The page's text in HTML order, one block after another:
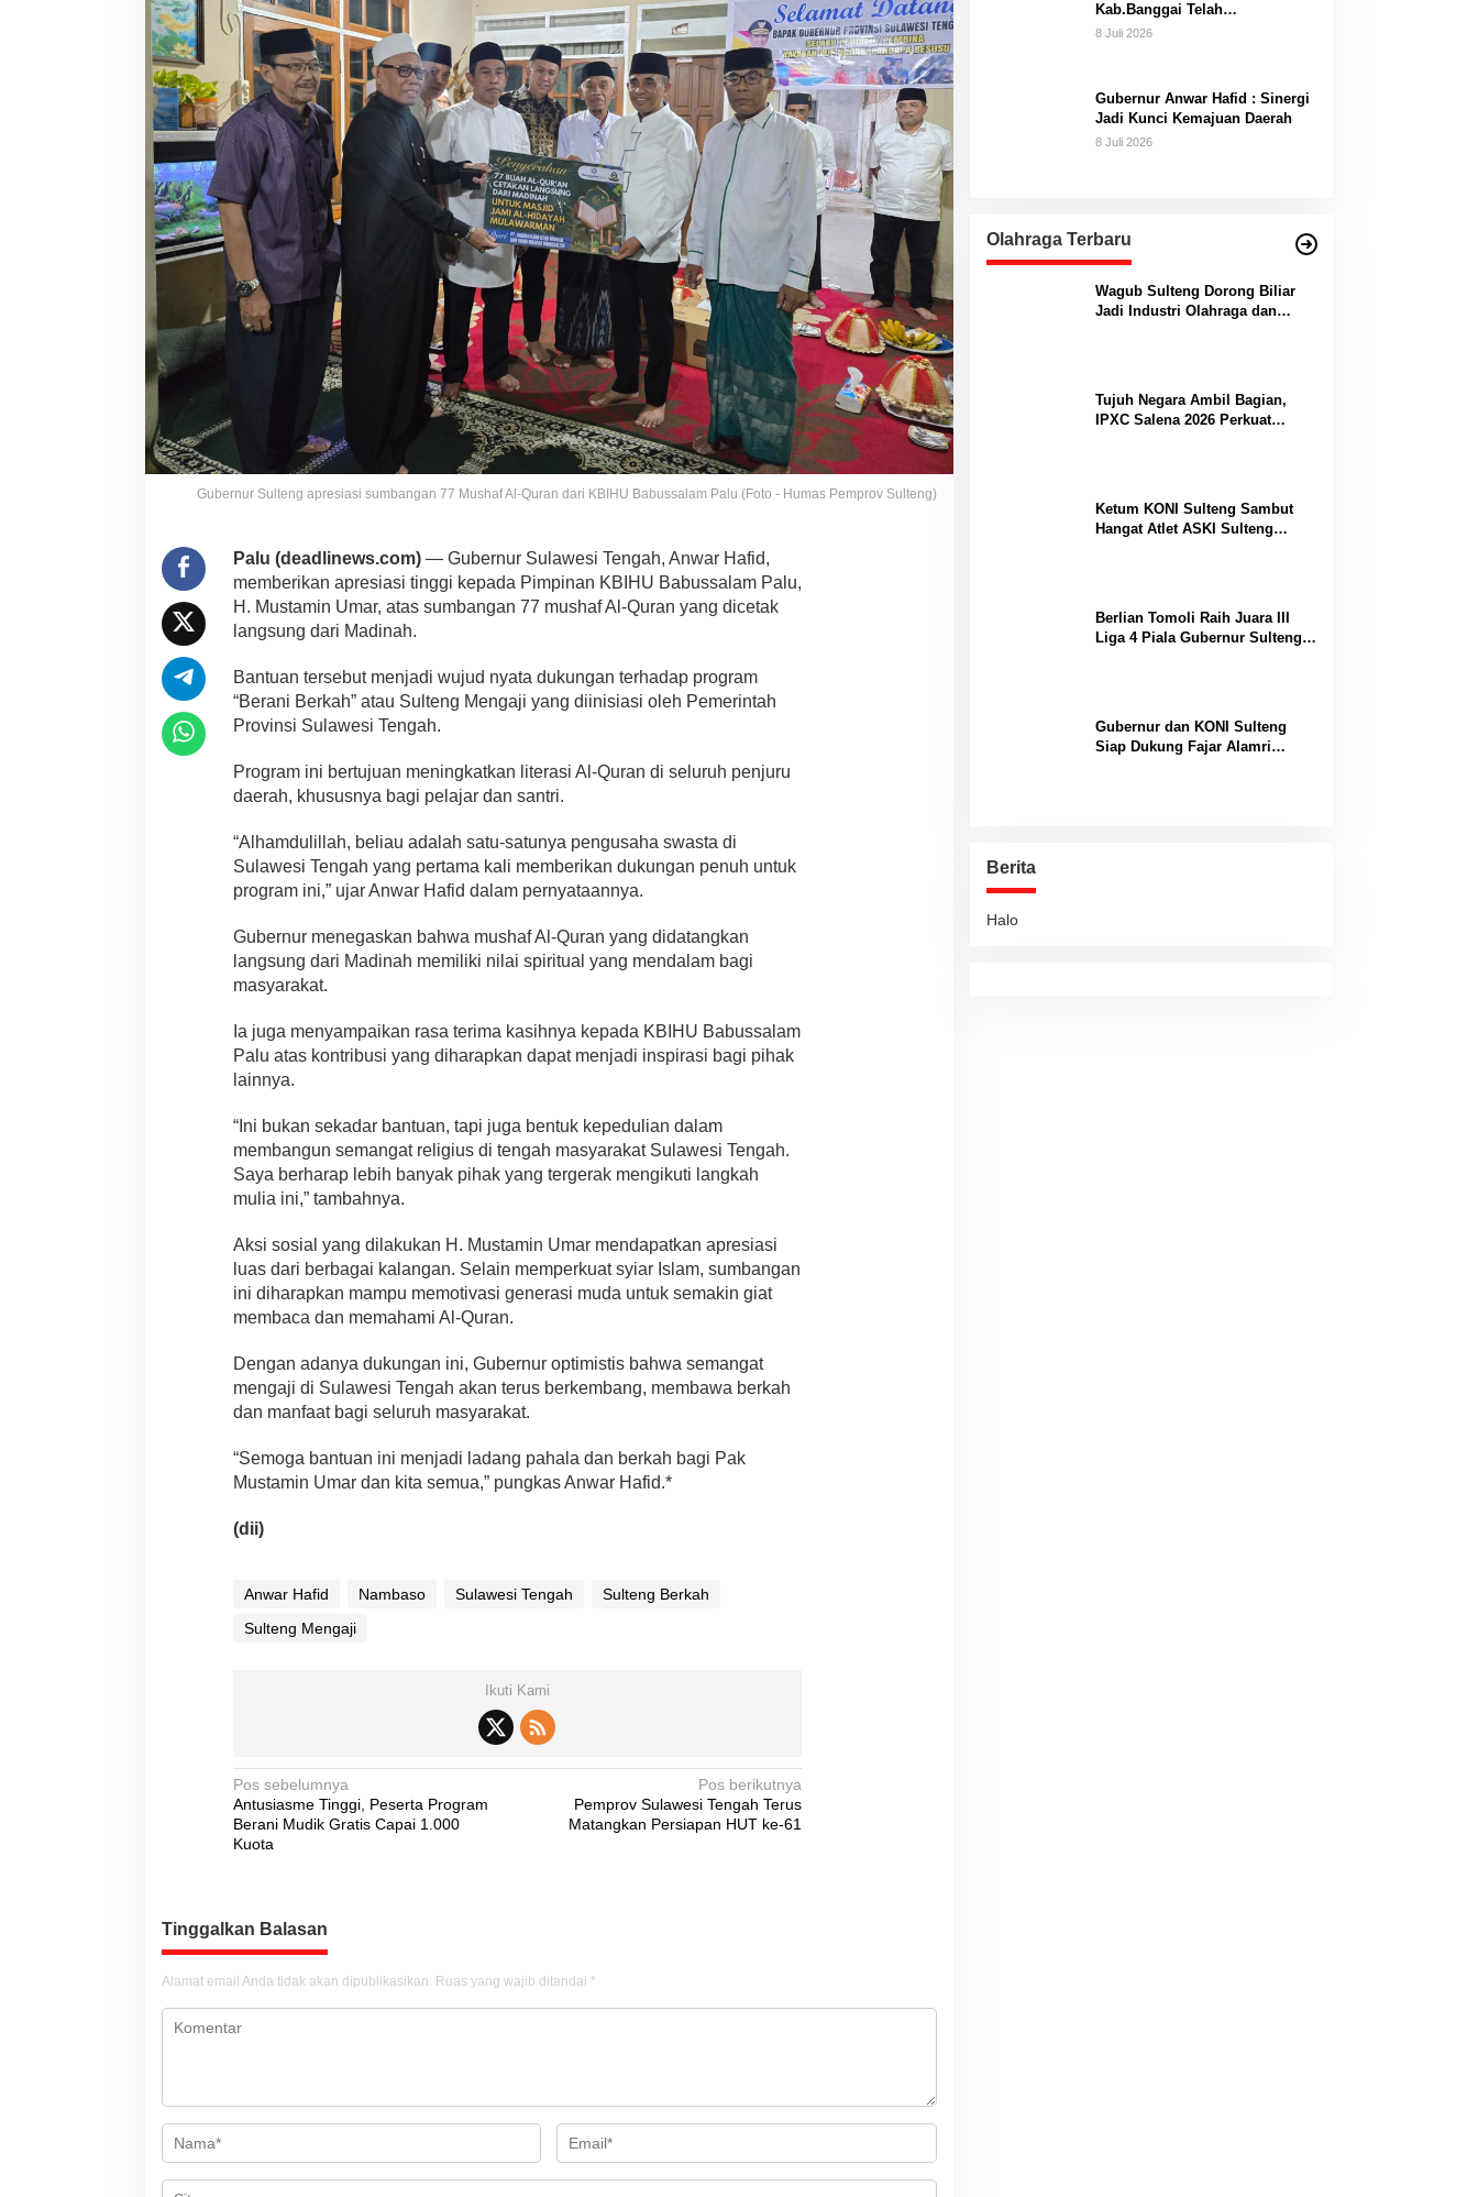
Gubernur Sulteng apresiasi sumbangan 77 Mushaf Al-Quran dari KBIHU Babussalam Palu (Foto - Humas Pemprov Sulteng)
Palu (deadlinews.com)— Gubernur Sulawesi Tengah, Anwar Hafid,
memberikan apresiasi tinggi kepada Pimpinan KBIHU Babussalam Palu,
H. Mustamin Umar, atas sumbangan 77 mushaf Al-Quran yang dicetak
langsung dari Madinah.
Bantuan tersebut menjadi wujud nyata dukungan terhadap program
“Berani Berkah” atau Sulteng Mengaji yang diinisiasi oleh Pemerintah
Provinsi Sulawesi Tengah.
Program ini bertujuan meningkatkan literasi Al-Quran di seluruh penjuru
daerah, khususnya bagi pelajar dan santri.
“Alhamdulillah, beliau adalah satu-satunya pengusaha swasta di
Sulawesi Tengah yang pertama kali memberikan dukungan penuh untuk
program ini,” ujar Anwar Hafid dalam pernyataannya.
Gubernur menegaskan bahwa mushaf Al-Quran yang didatangkan
langsung dari Madinah memiliki nilai spiritual yang mendalam bagi
masyarakat.
Ia juga menyampaikan rasa terima kasihnya kepada KBIHU Babussalam
Palu atas kontribusi yang diharapkan dapat menjadi inspirasi bagi pihak
lainnya.
“Ini bukan sekadar bantuan, tapi juga bentuk kepedulian dalam
membangun semangat religius di tengah masyarakat Sulawesi Tengah.
Saya berharap lebih banyak pihak yang tergerak mengikuti langkah
mulia ini,” tambahnya.
Aksi sosial yang dilakukan H. Mustamin Umar mendapatkan apresiasi
luas dari berbagai kalangan. Selain memperkuat syiar Islam, sumbangan
ini diharapkan mampu memotivasi generasi muda untuk semakin giat
membaca dan memahami Al-Quran.
Dengan adanya dukungan ini, Gubernur optimistis bahwa semangat
mengaji di Sulawesi Tengah akan terus berkembang, membawa berkah
dan manfaat bagi seluruh masyarakat.
“Semoga bantuan ini menjadi ladang pahala dan berkah bagi Pak
Mustamin Umar dan kita semua,” pungkas Anwar Hafid.*
(dii)
Anwar Hafid Nambaso Sulawesi Tengah
Sulteng Berkah
Sulteng Mengaji
Ikuti Kami
N
a
v
a
s
i
p
s
Pos sebelumnya
Antusiasme Tinggi, Peserta Program
Berani Mudik Gratis Capai 1.000
Kuota
Pos berikutnya
Pemprov Sulawesi Tengah Terus
Matangkan Persiapan HUT ke-61
Tinggalkan Balasan
Alamat email Anda tidak akan dipublikasikan. Ruas yang wajib ditandai *
Kab.Banggai Telah
“Melahirkan” Generasi…
8 Juli 2026
Gubernur Anwar Hafid : Sinergi
Jadi Kunci Kemajuan Daerah
8 Juli 2026
Olahraga Terbaru
Wagub Sulteng Dorong Biliar
Jadi Industri Olahraga dan
Tujuh Negara Ambil Bagian,
IPXC Salena 2026 Perkuat
Ketum KONI Sulteng Sambut
Hangat Atlet ASKI Sulteng
Berlian Tomoli Raih Juara III
Liga 4 Piala Gubernur Sulteng
Gubernur dan KONI Sulteng
Siap Dukung Fajar Alamri
Berita
Halo